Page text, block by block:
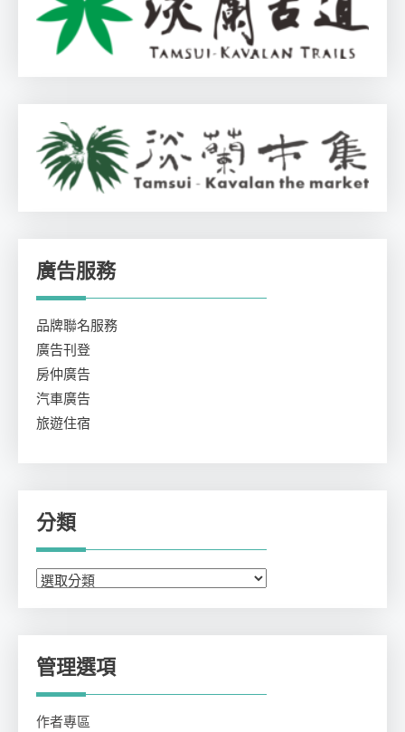
廣告服務
品牌聯名服務
廣告刊登
房仲廣告
汽車廣告
旅遊住宿
分類
分
管理選項
作者專區